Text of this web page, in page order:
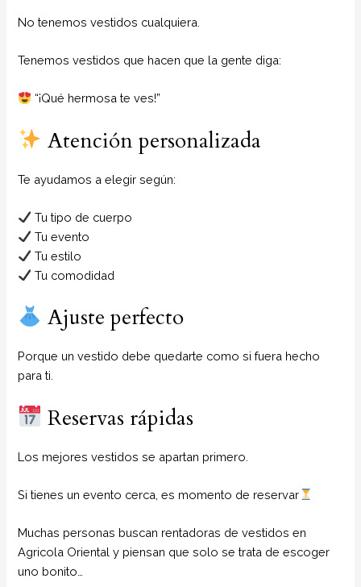
No tenemos vestidos cualquiera.
Tenemos vestidos que hacen que la gente diga:
“¡Qué hermosa te ves!”
Atención personalizada
Te ayudamos a elegir según:
Tu tipo de cuerpo
Tu evento
Tu estilo
Tu comodidad
Ajuste perfecto
Porque un vestido debe quedarte como si fuera hecho
para ti.
Reservas rápidas
Los mejores vestidos se apartan primero.
Si tienes un evento cerca, es momento de reservar
Muchas personas buscan rentadoras de vestidos en
Agricola Oriental y piensan que solo se trata de escoger
uno bonito…